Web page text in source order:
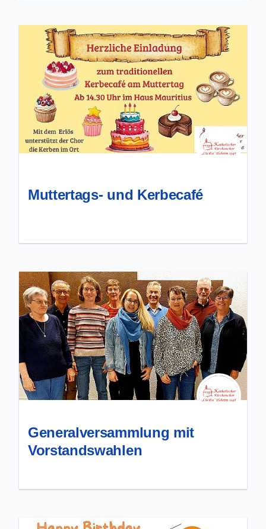
Muttertags- und Kerbecafé
Generalversammlung mit
Vorstandswahlen